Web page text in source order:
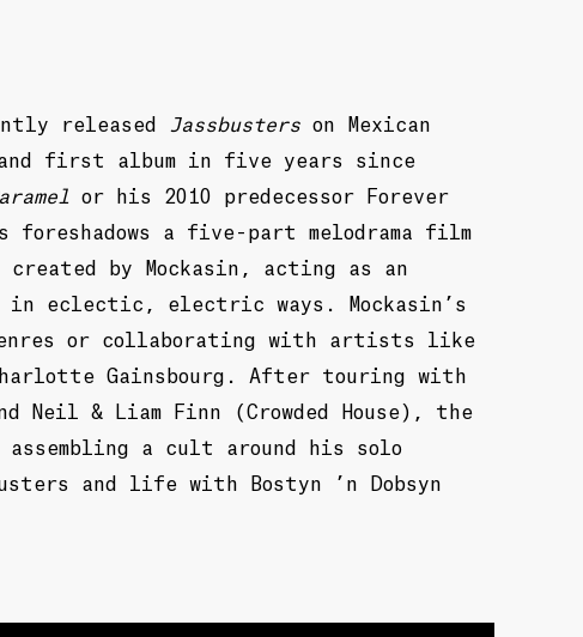
released Jassbusters on Mexican
and first album in five years since
or his 2010 predecessor Forever
foreshadows a five-part melodrama film
by Mockasin, acting as an
in eclectic, electric ways. Mockasin’s
or collaborating with artists like
Charlotte Gainsbourg. After touring with
Neil & Liam Finn (Crowded House), the
a cult around his solo
and life with Bostyn ’n Dobsyn